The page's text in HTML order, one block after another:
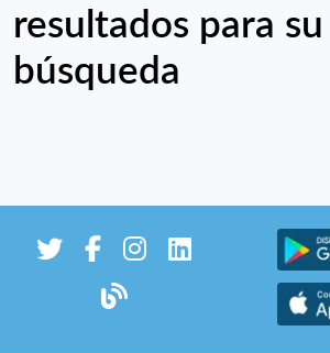
resultados para su
búsqueda